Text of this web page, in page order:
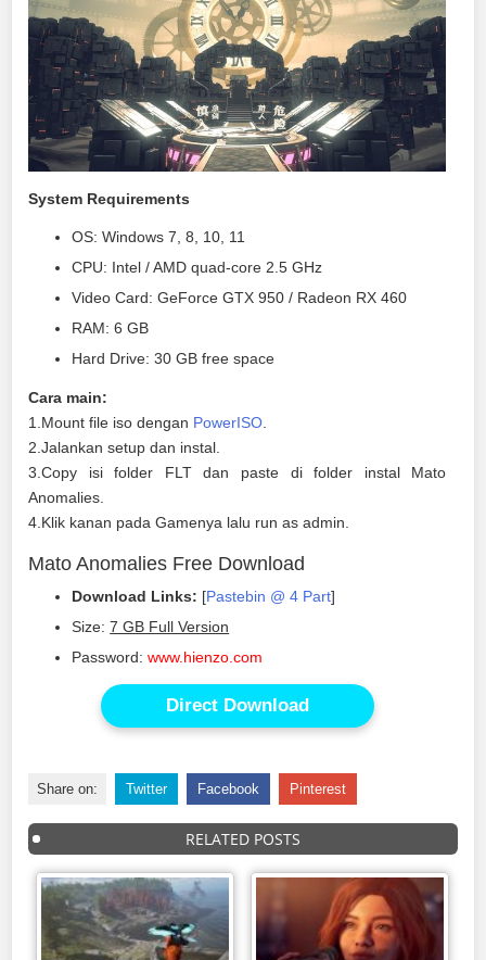
System Requirements
OS: Windows 7, 8, 10, 11
CPU: Intel / AMD quad-core 2.5 GHz
Video Card: GeForce GTX 950 / Radeon RX 460
RAM: 6 GB
Hard Drive: 30 GB free space
Cara main:
1.Mount file iso dengan PowerISO
2.Jalankan setup dan instal.
3.Copy isi folder FLT dan paste di folder instal Mato
Anomalies.
4.Klik kanan pada Gamenya lalu run as admin.
Mato Anomalies Free Download
Download Links: [Pastebin @ 4 Part]
Size:7 GB Full Version
Password:www.hienzo.com
Direct Download
Share on: Twitter Facebook Pinterest
RELATED POSTS